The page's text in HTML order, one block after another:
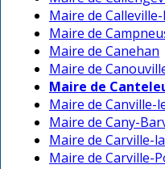
Maire de
Maire de
Maire de Canehan
Maire de
Maire de
Maire de Canville-
Maire de Cany-
Maire de Carville-
Maire de Carville-